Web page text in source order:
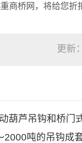
商桥网，将给您折
更新：
葫芦吊钩和桥门
吨的吊钩成